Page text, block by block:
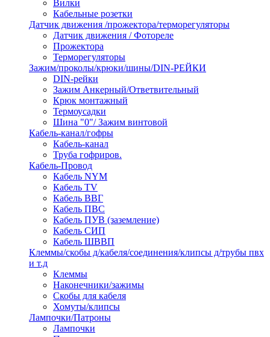
Вилки
Кабельные розетки
Датчик движения /прожектора/терморегуляторы
Датчик движения / Фотореле
Прожектора
Терморегуляторы
Зажим/проколы/крюки/шины/DIN-РЕЙКИ
DIN-рейки
Зажим Анкерный/Ответвительный
Крюк монтажный
Термоусадки
Шина "0"/ Зажим винтовой
Кабель-канал/гофры
Кабель-канал
Труба гофриров.
Кабель-Провод
Кабель NYM
Кабель TV
Кабель ВВГ
Кабель ПВС
Кабель ПУВ (заземление)
Кабель СИП
Кабель ШВВП
Клеммы/скобы д/кабеля/соединения/клипсы д/трубы пвх
и т.д
Клеммы
Наконечники/зажимы
Скобы для кабеля
Хомуты/клипсы
Лампочки/Патроны
Лампочки